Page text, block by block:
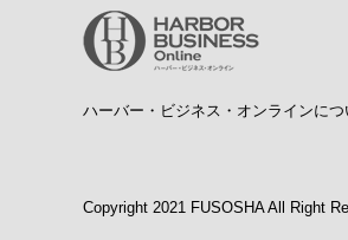
ハーバー・ビジネス・オンラインにつ
Copyright 2021 FUSOSHA All Right